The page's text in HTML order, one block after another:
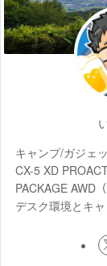
キャンプ/ガジェ
CX-5 XD
PACKAGE AWD
デスク環境とキャ